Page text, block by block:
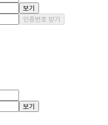
보기
인증번호 받기
보기